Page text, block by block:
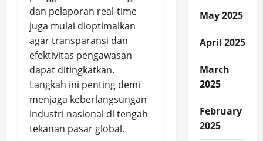
dan pelaporan real-time
juga mulai dioptimalkan
agar transparansi dan
efektivitas pengawasan
dapat ditingkatkan.
Langkah ini penting demi
menjaga keberlangsungan
industri nasional di tengah
tekanan pasar global.
May 2025
April 2025
March
2025
February
2025